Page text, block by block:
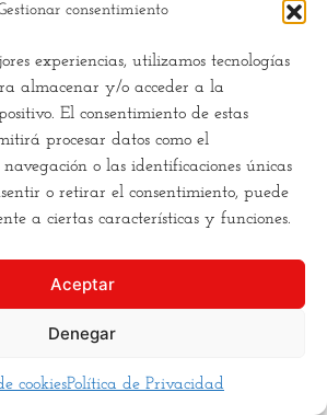
consentimiento
experiencias, utilizamos tecnologías
almacenar y/o acceder a la
El consentimiento de estas
procesar datos como el
o las identificaciones únicas
o retirar el consentimiento, puede
a ciertas características y funciones.
Aceptar
Denegar
cookiesPolítica de Privacidad